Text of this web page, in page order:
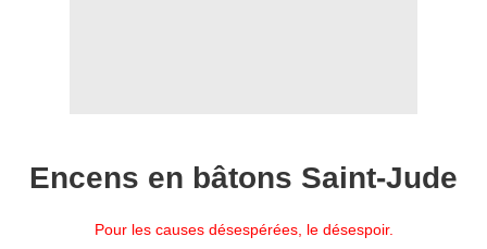
Encens en bâtons Saint-Jude
Pour les causes désespérées, le désespoir.